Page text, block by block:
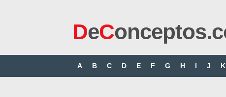
DeC
A B C D E F G H I J K